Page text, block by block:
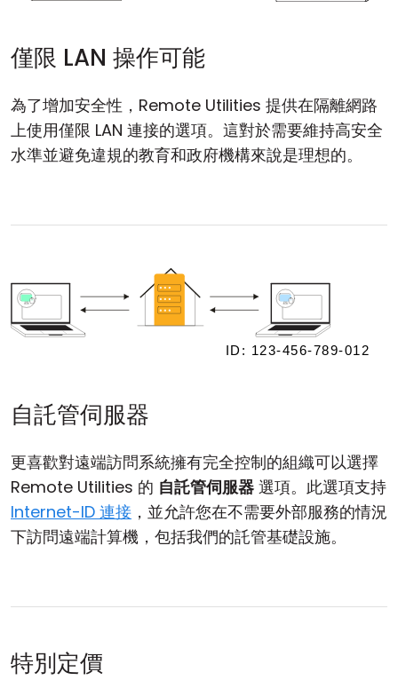
僅限 LAN 操作可能
為了增加安全性，Remote Utilities 提供在隔離網路
上使用僅限 LAN 連接的選項。這對於需要維持高安全
水準並避免違規的教育和政府機構來說是理想的。
自託管伺服器
更喜歡對遠端訪問系統擁有完全控制的組織可以選擇
Remote Utilities 的 自託管伺服器 選項。此選項支持
Internet-ID 連接 ，並允許您在不需要外部服務的情況
下訪問遠端計算機，包括我們的託管基礎設施。
特別定價